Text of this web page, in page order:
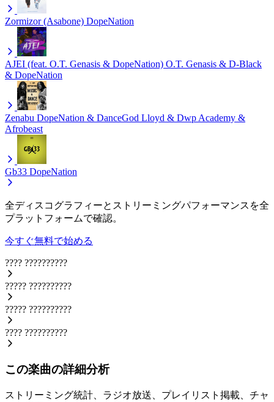
Zormizor (Asabone) DopeNation
AJEI (feat. O.T. Genasis & DopeNation) O.T. Genasis & D-Black
& DopeNation
Zenabu DopeNation & DanceGod Lloyd & Dwp Academy &
Afrobeast
Gb33 DopeNation
全ディスコグラフィーとストリーミングパフォーマンスを全
プラットフォームで確認。
今すぐ無料で始める
???? ??????????
????? ??????????
????? ??????????
???? ??????????
この楽曲の詳細分析
ストリーミング統計、ラジオ放送、プレイリスト掲載、チャ